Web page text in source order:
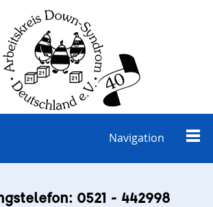
Navigation
0521 - 442998